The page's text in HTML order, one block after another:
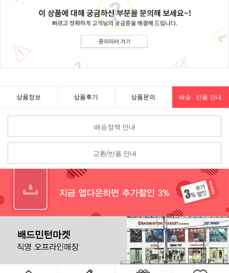
상품정보 상품후기 상품문의 배송 · 반품 안내
배송정책 안내
교환/반품 안내